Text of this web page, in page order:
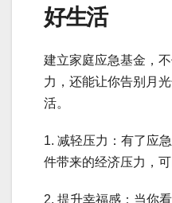
好生活
建立家庭应急基金，
力，还能让你告别月
活。
1. 减轻压力：有了应
件带来的经济压力，
2. 提升幸福感：当你